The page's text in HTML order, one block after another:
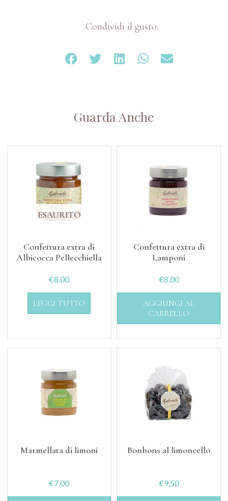
Condividi il gusto:
Guarda Anche
ESAURITO
Confettura extra di
Albicocca Pellecchiella
€8,00
LEGGI TUTTO
Confettura extra di
Lamponi
€8,00
AGGIUNGI AL
CARRELLO
Marmellata di limoni
€7,00
Bonbons al limoncello
€9,50